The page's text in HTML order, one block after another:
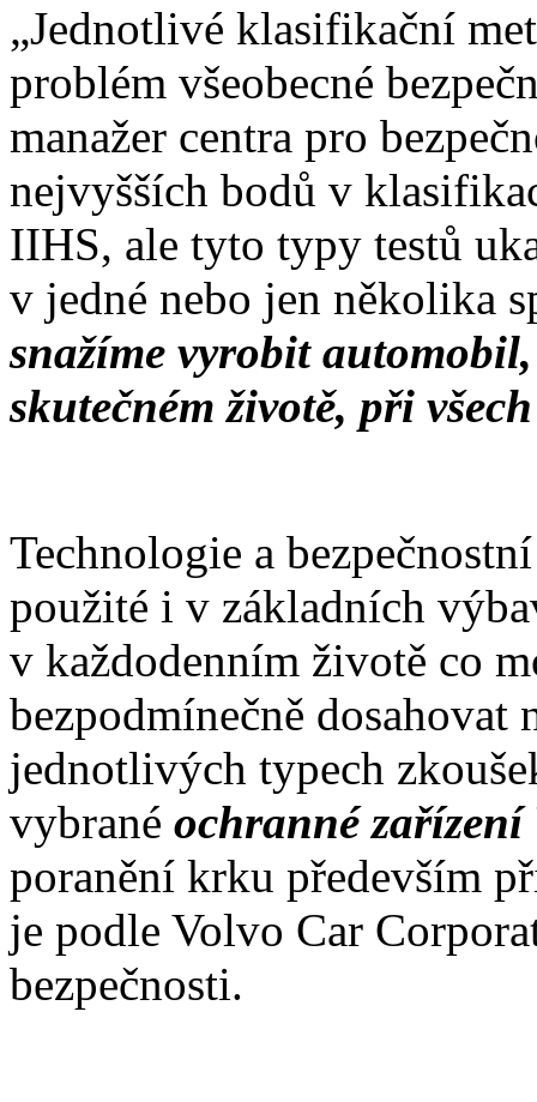
„Jednotlivé klasifikační
problém všeobecné
manažer centra pro
nejvyšších bodů v
IIHS, ale tyto typy testů
v jedné nebo jen několika
snažíme vyrobit
skutečném životě, při
Technologie a
použité i v základních
v každodenním životě co
bezpodmínečně
jednotlivých typech
vybrané ochranné
poranění krku především
je podle Volvo Car
bezpečnosti.